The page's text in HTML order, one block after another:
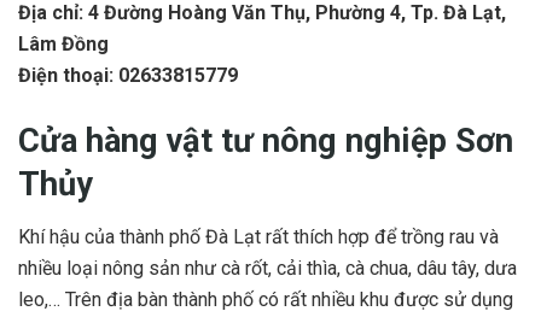
Địa chỉ: 4 Đường Hoàng Văn Thụ, Phường 4, Tp. Đà Lạt,
Lâm Đồng
Điện thoại: 02633815779
Cửa hàng vật tư nông nghiệp Sơn
Thủy
Khí hậu của thành phố Đà Lạt rất thích hợp để trồng rau và
nhiều loại nông sản như cà rốt, cải thìa, cà chua, dâu tây, dưa
leo,… Trên địa bàn thành phố có rất nhiều khu được sử dụng